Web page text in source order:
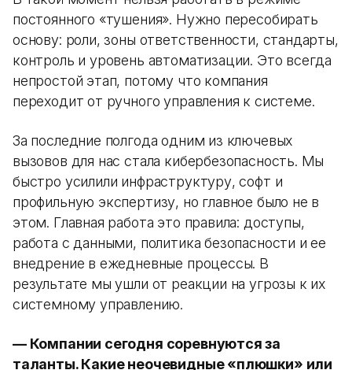
постоянного «тушения». Нужно пересобирать
основу: роли, зоны ответственности, стандарты,
контроль и уровень автоматизации. Это всегда
непростой этап, потому что компания
переходит от ручного управления к системе.
За последние полгода одним из ключевых
вызовов для нас стала кибербезопасность. Мы
быстро усилили инфраструктуру, софт и
профильную экспертизу, но главное было не в
этом. Главная работа это правила: доступы,
работа с данными, политика безопасности и ее
внедрение в ежедневные процессы. В
результате мы ушли от реакции на угрозы к их
системному управлению.
— Компании сегодня соревнуются за
таланты. Какие неочевидные «плюшки» или